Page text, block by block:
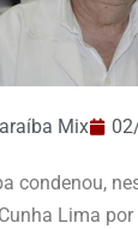
Mix
condenou,
Lima